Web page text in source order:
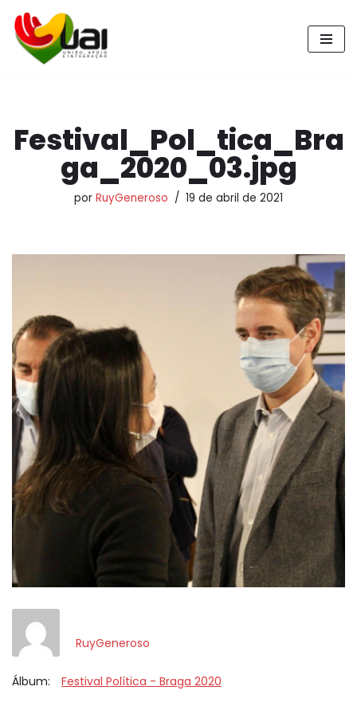
Pular
para
Festival_Pol_tica_Bra
ga_2020_03.jpg
por RuyGeneroso 19 de abril de 2021
RuyGeneroso
Álbum: Festival Política - Braga 2020